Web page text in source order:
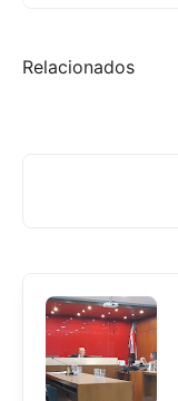
Relacionados